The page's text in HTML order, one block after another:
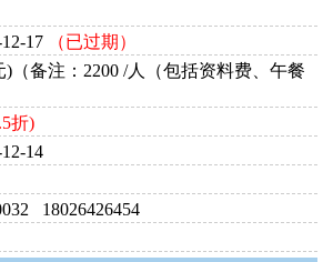
17
（已过期）
)（备注：2200 /人（包括资料费、午餐
折)
14
18026426454